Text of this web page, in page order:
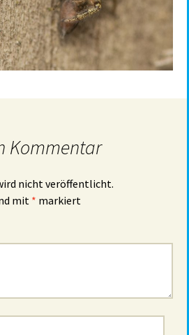
Kommentar
nicht veröffentlicht.
mit * markiert